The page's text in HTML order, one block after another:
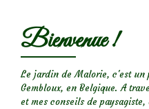
Bienvenue !
Le jardin de Malorie, c'est un
Gembloux, en Belgique. A
et mes conseils de